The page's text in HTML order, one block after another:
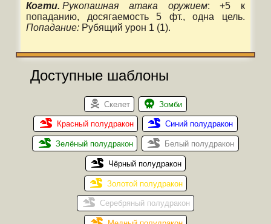
Когти. Рукопашная атака оружием: +5 к
попаданию, досягаемость 5 фт., одна цель.
Попадание:Рубящий урон 1 (1).
Доступные шаблоны
Скелет Зомби
Красный полудракон Синий полудракон
Зелёный полудракон Белый полудракон
Чёрный полудракон
Золотой полудракон
Серебряный полудракон